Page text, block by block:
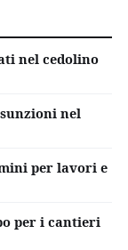
nel cedolino
nel
per lavori e
per i cantieri